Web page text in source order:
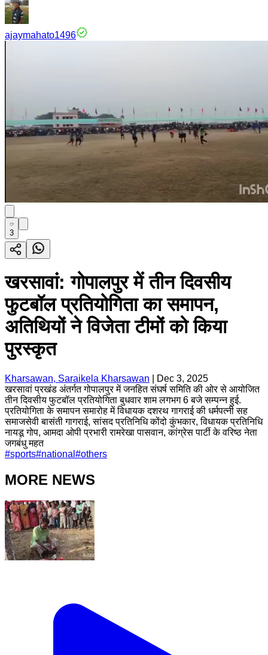
ajaymahato1496
3
खरसावां: गोपालपुर में तीन दिवसीय
फुटबॉल प्रतियोगिता का समापन,
अतिथियों ने विजेता टीमों को किया
पुरस्कृत
Kharsawan, Saraikela Kharsawan
Dec 3, 2025
खरसावां प्रखंड अंतर्गत गोपालपुर में जनहित संघर्ष समिति की ओर से आयोजित
तीन दिवसीय फुटबॉल प्रतियोगिता बुधवार शाम लगभग 6 बजे सम्पन्न हुई.
प्रतियोगिता के समापन समारोह में विधायक दशरथ गागराई की धर्मपत्नी सह
समाजसेवी बासंती गागराई, सांसद प्रतिनिधि कोंदो कुंभकार, विधायक प्रतिनिधि
नायडू गोप, आमदा ओपी प्रभारी रामरेखा पासवान, कांग्रेस पार्टी के वरिष्ठ नेता
जगबंधु महत
#sports#national #others
MORE NEWS